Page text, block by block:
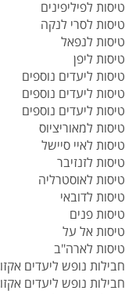
טיסות לפיליפינים
טיסות לסרי לנקה
טיסות לנפאל
טיסות ליפן
טיסות ליעדים נוספים
טיסות ליעדים נוספים
טיסות ליעדים נוספים
טיסות למאוריציוס
טיסות לאיי סיישל
טיסות לזנזיבר
טיסות לאוסטרליה
טיסות לדובאי
טיסות פנים
טיסות אל על
טיסות לארה"ב
חבילות נופש ליעדים
חבילות נופש ליעדים